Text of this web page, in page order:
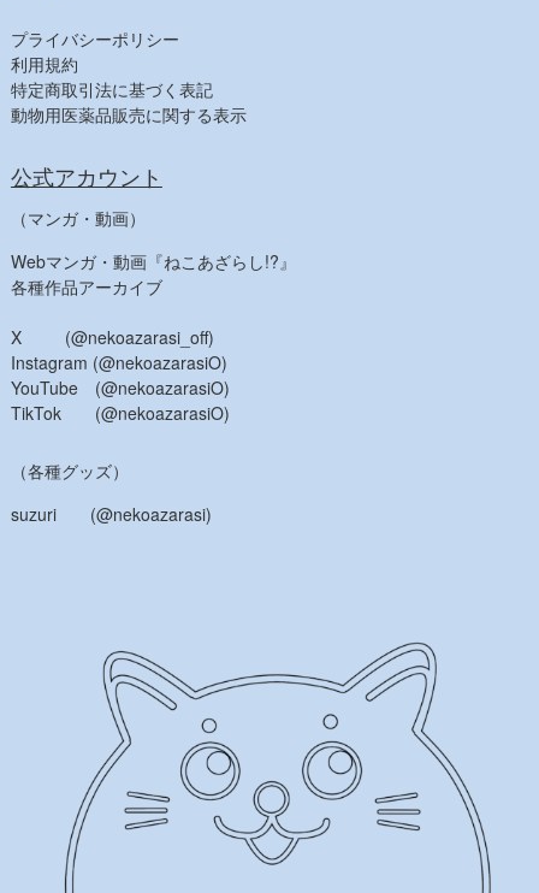
プライバシーポリシー
利用規約
特定商取引法に基づく表記
動物用医薬品販売に関する表示
公式アカウント
（マンガ・動画）
Webマンガ・動画『ねこあざらし!?』
各種作品アーカイブ
X (@nekoazarasi_off)
Instagram (@nekoazarasiO)
YouTube (@nekoazarasiO)
TikTok (@nekoazarasiO)
（各種グッズ）
suzuri (@nekoazarasi)